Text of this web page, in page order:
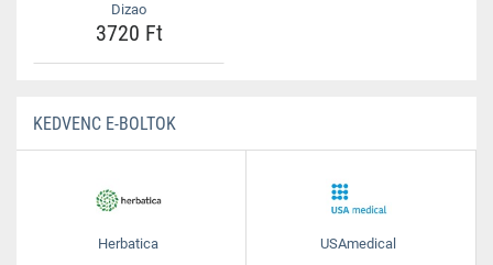
Dizao
3720 Ft
KEDVENC E-BOLTOK
Herbatica USAmedical